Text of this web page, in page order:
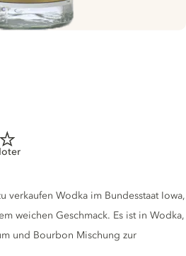
verkaufen Wodka im Bundesstaat Iowa,
weichen Geschmack. Es ist in Wodka,
und Bourbon Mischung zur